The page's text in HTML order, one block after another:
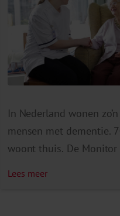
In Nederland wonen
mensen met dementie.
woont thuis. De Monitor
Lees meer